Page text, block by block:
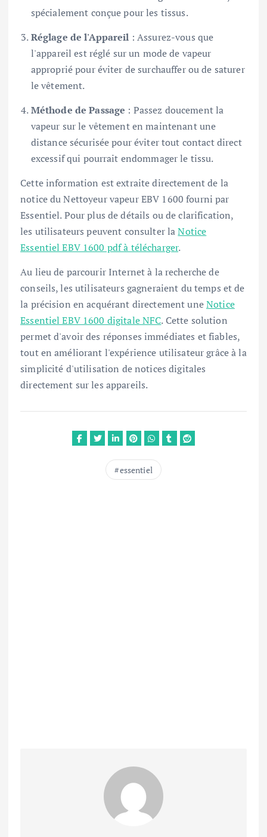
spécialement conçue pour les tissus.
Réglage de l'Appareil : Assurez-vous que
l'appareil est réglé sur un mode de vapeur
approprié pour éviter de surchauffer ou de saturer
le vêtement.
Méthode de Passage : Passez doucement la
vapeur sur le vêtement en maintenant une
distance sécurisée pour éviter tout contact direct
excessif qui pourrait endommager le tissu.
Cette information est extraite directement de la
notice du Nettoyeur vapeur EBV 1600 fourni par
Essentiel. Pour plus de détails ou de clarification,
les utilisateurs peuvent consulter laNotice
Essentiel EBV 1600 pdf à télécharger.
Au lieu de parcourir Internet à la recherche de
conseils, les utilisateurs gagneraient du temps et de
la précision en acquérant directement uneNotice
Essentiel EBV 1600 digitale NFC. Cette solution
permet d'avoir des réponses immédiates et fiables,
tout en améliorant l'expérience utilisateur grâce à la
simplicité d'utilisation de notices digitales
directement sur les appareils.
essentiel